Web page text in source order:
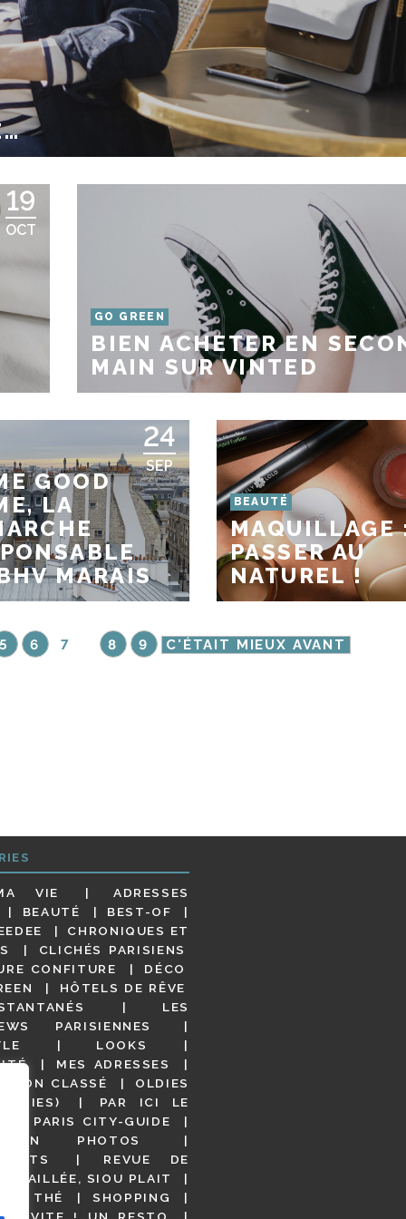
19
OCT
GO GREEN
BIEN ACHETER EN
MAIN SUR VINTED
24
SEP
GOOD
LA
MARAIS
BEAUTÉ
MAQUILLAGE
PASSER AU
NATUREL !
5 6 7 8 9 C'ÉTAIT MIEUX AVANT
VIE
ADRESSES
BEAUTÉ
BEST-OF
CHRONIQUES ET
CLICHÉS PARISIENS
CONFITURE
DÉCO
HÔTELS DE RÊVE
LES
PARISIENNES
LOOKS
MES ADRESSES
NON CLASSÉ
OLDIES
PAR ICI LE
PARIS CITY-GUIDE
EN PHOTOS
REVUE DE
SIOU PLAIT
DE THÉ
SHOPPING
VITE ! UN RESTO